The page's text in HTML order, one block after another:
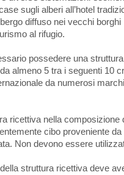
sugli alberi all’hotel
diffuso nei vecchi borghi
al rifugio.
possedere una struttura
almeno 5 tra i seguenti 10
da numerosi
ricettiva nella composizione
cibo proveniente da
Non devono essere
struttura ricettiva deve